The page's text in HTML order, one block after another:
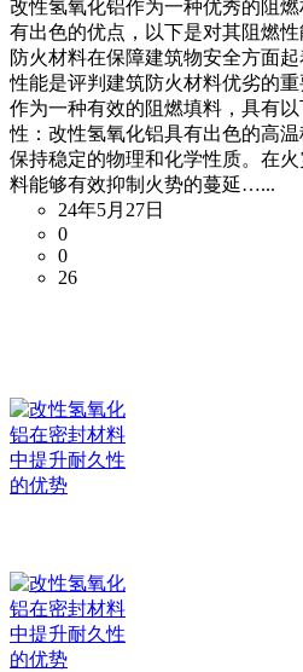
改性氢氧化铝作为一种优秀的阻
有出色的优点，以下是对其阻燃
防火材料在保障建筑物安全方面
性能是评判建筑防火材料优劣的
作为一种有效的阻燃填料，具有
性：改性氢氧化铝具有出色的高
保持稳定的物理和化学性质。在
料能够有效抑制火势的蔓延…...
24年5月27日
0
0
26